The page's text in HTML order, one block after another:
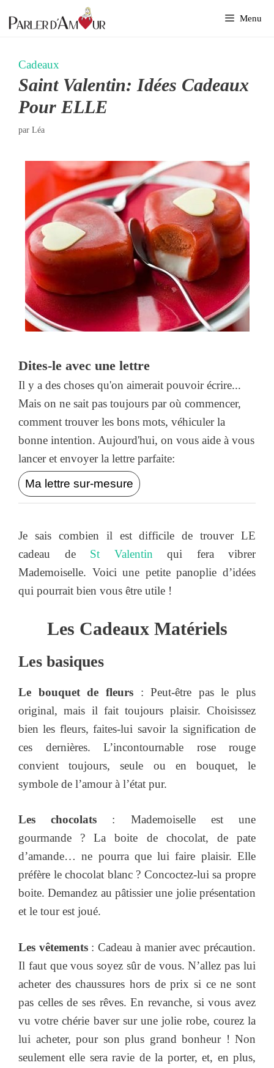
au
Menu
Cadeaux
Saint Valentin: Idées Cadeaux
Pour ELLE
par Léa
Dites-le avec une lettre
Il y a des choses qu'on aimerait pouvoir écrire...
Mais on ne sait pas toujours par où commencer,
comment trouver les bons mots, véhiculer la
bonne intention. Aujourd'hui, on vous aide à vous
lancer et envoyer la lettre parfaite:
Ma lettre sur-mesure
Je sais combien il est difficile de trouver LE
cadeau deSt Valentin qui fera vibrer
Mademoiselle. Voici une petite panoplie d’idées
qui pourrait bien vous être utile !
Les Cadeaux Matériels
Les basiques
Le bouquet de fleurs : Peut-être pas le plus
original, mais il fait toujours plaisir. Choisissez
bien les fleurs, faites-lui savoir la signification de
ces dernières. L’incontournable rose rouge
convient toujours, seule ou en bouquet, le
symbole de l’amour à l’état pur.
Les chocolats : Mademoiselle est une
gourmande ? La boite de chocolat, de pate
d’amande… ne pourra que lui faire plaisir. Elle
préfère le chocolat blanc ? Concoctez-lui sa propre
boite. Demandez au pâtissier une jolie présentation
et le tour est joué.
Les vêtements : Cadeau à manier avec précaution.
Il faut que vous soyez sûr de vous. N’allez pas lui
acheter des chaussures hors de prix si ce ne sont
pas celles de ses rêves. En revanche, si vous avez
vu votre chérie baver sur une jolie robe, courez la
lui acheter, pour son plus grand bonheur ! Non
seulement elle sera ravie de la porter, et, en plus,